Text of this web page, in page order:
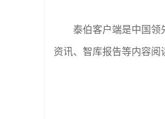
泰伯客户端是中国领
资讯、智库报告等内容阅